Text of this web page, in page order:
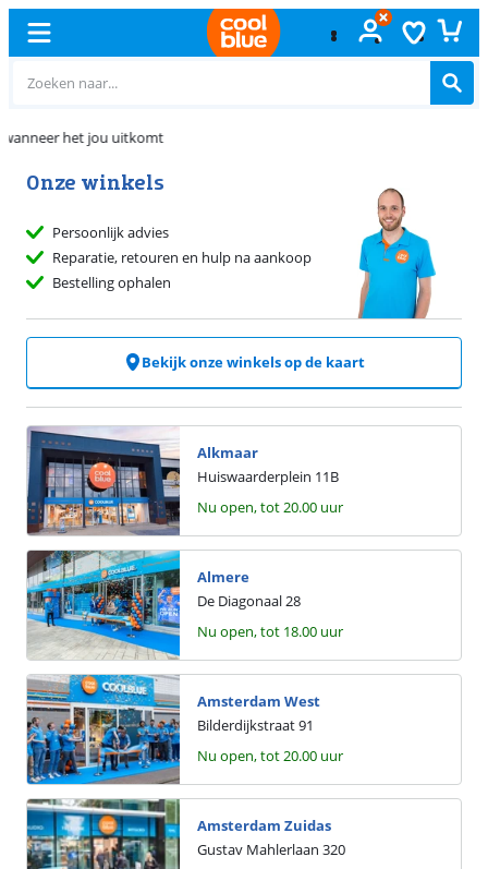
Onze winkels
Persoonlijk advies
Reparatie, retouren en hulp na aankoop
Bestelling ophalen
Bekijk onze winkels op de kaart
Alkmaar
Huiswaarderplein 11B
Nu open, tot 20.00 uur
Almere
De Diagonaal28
Nu open, tot 18.00 uur
Amsterdam West
Bilderdijkstraat91
Nu open, tot 20.00 uur
Amsterdam Zuidas
Gustav Mahlerlaan 320